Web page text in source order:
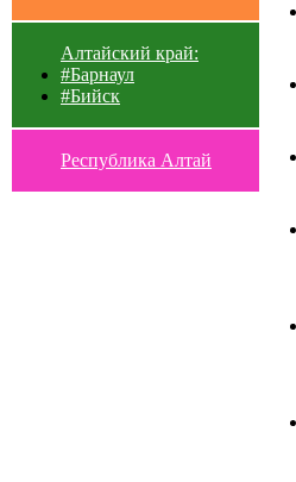
Алтайский край:
#Барнаул
#Бийск
Республика Алтай